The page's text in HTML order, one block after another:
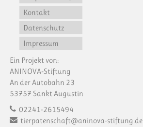
Kontakt
Datenschutz
Impressum
Ein Projekt von:
ANINOVA-Stiftung
An der Autobahn 23
53757 Sankt Augustin
02241-2615494
tierpatenschaft@aninova-stiftung.de